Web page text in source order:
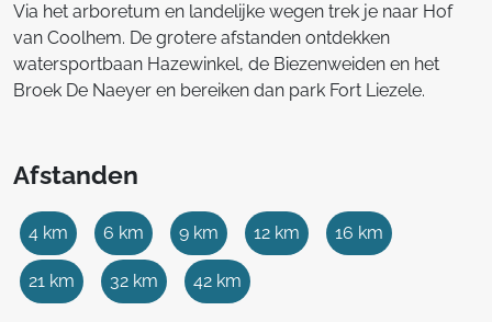
Via het arboretum en landelijke wegen trek je naar Hof
van Coolhem. De grotere afstanden ontdekken
watersportbaan Hazewinkel, de Biezenweiden en het
Broek De Naeyer en bereiken dan park Fort Liezele.
Afstanden
4 km 6 km 9 km 12 km 16 km
21 km 32 km 42 km